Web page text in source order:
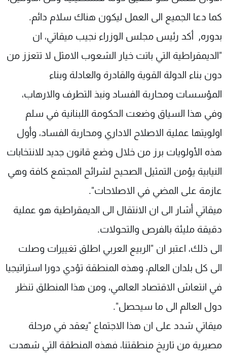
كما دعا الجميع الى العمل ليكون هناك سلام دائم.
بدوره, أكد رئيس مجلس الوزراء نجيب ميقاتي، ان
"الديمقراطية التي باتت خيار الشعوب الامثل لا تتعزز من
دون بناء الدولة القوية والقادرة والعادلة وبناء
المؤسسات ومحاربة الفساد ونبذ التطرف والارهاب،
وفي هذا السياق وضعت الحكومة اللبنانية في سلم
اولويتها عملية الاصلاح الاداري ومحاربة الفساد، وأول
هذه الأولويات برز من خلال وضع قانون جديد للانتخابات
النيابية يؤمن التمثيل الصحيح لشرائح المجتمع كافة وهي
عازمة على المضي في الاصلاحات".
ميقاتي أشار الى ان الانتقال الى الديمقراطية هو عملية
دقيقة مليئة بالفرص والتحولات.
الى ذلك، اعتبر ان "الربيع العربي اطلق تغييرات وصلت
الى كل بلدان العالم، وهذه المنطقة تؤدي دورا استراتيجيا
في انتعاش الاقتصاد العالمي، ومن هذا المنطلق تنظر
دول العالم الى ما سيحصل".
ميقاتي شدد على ان هذا الاجتماع "يعقد في مرحلة
مصيرية من تاريخ منطقتنا، فهذه المنطقة التي شهدت